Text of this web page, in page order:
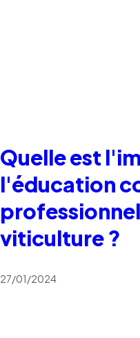
Quelle est
l'éducation
viticulture ?
27/01/2024